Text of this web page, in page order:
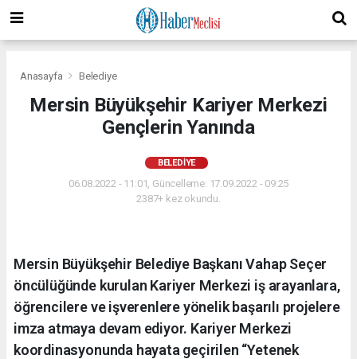
Anasayfa Belediye
Mersin Büyükşehir Kariyer Merkezi
Gençlerin Yanında
BELEDIYE
06.08.2022 - 11:01, Güncelleme: 17.09.2022 - 09:25
2387+ kez okundu.
Mersin Büyükşehir Belediye Başkanı Vahap Seçer
öncülüğünde kurulan Kariyer Merkezi iş arayanlara,
öğrencilere ve işverenlere yönelik başarılı projelere
imza atmaya devam ediyor. Kariyer Merkezi
koordinasyonunda hayata geçirilen “Yetenek